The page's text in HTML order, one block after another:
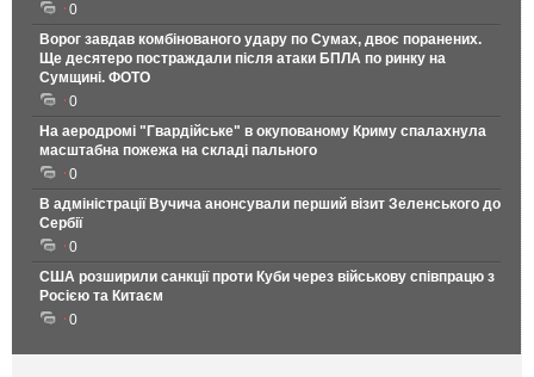
0
Ворог завдав комбінованого удару по Сумах, двоє поранених.
Ще десятеро постраждали після атаки БПЛА по ринку на
Сумщині. ФОТО
0
На аеродромі "Гвардійське" в окупованому Криму спалахнула
масштабна пожежа на складі пального
0
В адміністрації Вучича анонсували перший візит Зеленського до
Сербії
0
США розширили санкції проти Куби через військову співпрацю з
Росією та Китаєм
0